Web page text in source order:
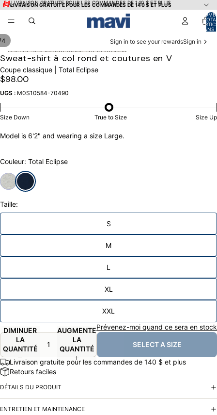
🇨🇦 LIVRAISON GRATUITE POUR LES COMMANDES DE 140 $ ET PLUS
🇨🇦 LIVRAISON GRATUITE POUR LES COMMANDES DE 140 $ ET PLUS
DANS
Sign in to see your rewardsSign in
Passer aux informations sur le produit
4
OUVRIR
L’IMAGE
EN
PLEIN
ÉCRAN
OUVRIR
L’IMAGE
EN
PLEIN
ÉCRAN
OUVRIR
L’IMAGE
EN
PLEIN
ÉCRAN
OUVRIR
L’IMAGE
EN
PLEIN
ÉCRAN
Sweat-shirt à col rond et coutures en V
Coupe classique | Total Eclipse
$98.00
UGS : M0S10584-70490
Size Down True to Size Size Up
Model is 6'2" and wearing a size Large.
Couleur: Total Eclipse
Taille:
S
M
L
XL
XXL
Prévenez-moi quand ce sera en stock
DIMINUER
LA
QUANTITÉ
AUGMENTER
LA
QUANTITÉ
SELECT A SIZE
Livraison gratuite pour les commandes de 140 $ et plus
Retours faciles
DÉTAILS DU PRODUIT
ENTRETIEN ET MAINTENANCE